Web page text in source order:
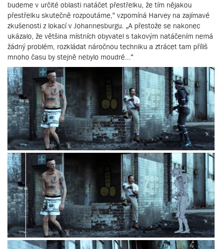
budeme v určité oblasti natáčet přestřelku, že tím nějakou
přestřelku skutečně rozpoutáme,“ vzpomíná Harvey na zajímavé
zkušenosti z lokací v Johannesburgu. „A přestože se nakonec
ukázalo, že většina místních obyvatel s takovým natáčením nemá
žádný problém, rozkládat náročnou techniku a ztrácet tam příliš
mnoho času by stejně nebylo moudré...“